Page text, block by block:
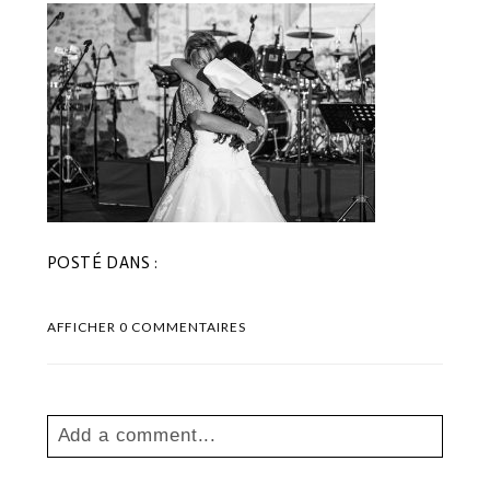
POSTÉ DANS :
AFFICHER0 COMMENTAIRES
Add a comment...